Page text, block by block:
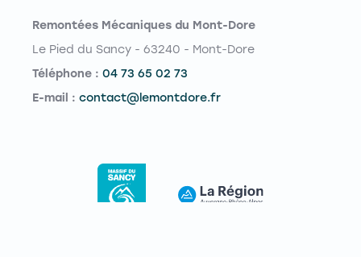
Remontées Mécaniques du Mont-Dore
Le Pied du Sancy - 63240 - Mont-Dore
Téléphone : 04 73 65 02 73
E-mail : contact@lemontdore.fr